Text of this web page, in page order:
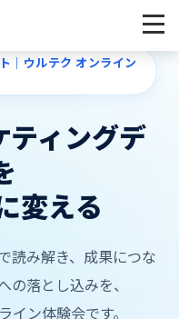
｜ウルテク オンライン
ィングデ
変える
読み解き、成果につな
の落とし込みを、
イン体験会です。